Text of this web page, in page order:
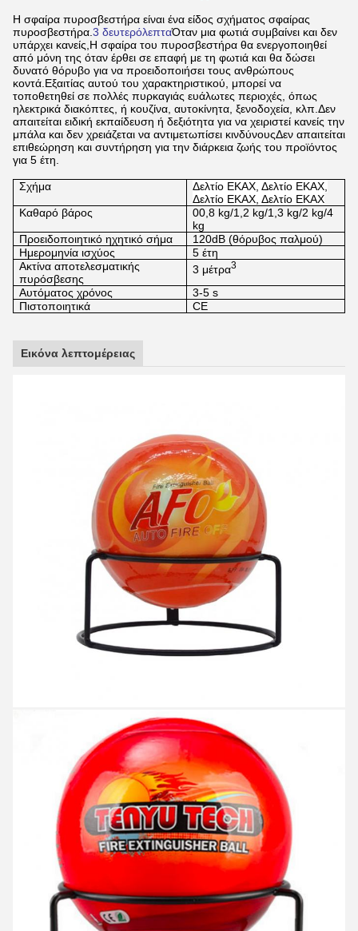
Η σφαίρα πυροσβεστήρα είναι ένα είδος σχήματος σφαίρας
πυροσβεστήρα. 3 δευτερόλεπταΌταν μια φωτιά συμβαίνει και δεν
υπάρχει κανείς,Η σφαίρα του πυροσβεστήρα θα ενεργοποιηθεί
από μόνη της όταν έρθει σε επαφή με τη φωτιά και θα δώσει
δυνατό θόρυβο για να προειδοποιήσει τους ανθρώπους
κοντά.Εξαιτίας αυτού του χαρακτηριστικού, μπορεί να
τοποθετηθεί σε πολλές πυρκαγιάς ευάλωτες περιοχές, όπως
ηλεκτρικά διακόπτες, ή κουζίνα, αυτοκίνητα, ξενοδοχεία, κλπ.Δεν
απαιτείται ειδική εκπαίδευση ή δεξιότητα για να χειριστεί κανείς την
μπάλα και δεν χρειάζεται να αντιμετωπίσει κινδύνουςΔεν απαιτείται
επιθεώρηση και συντήρηση για την διάρκεια ζωής του προϊόντος
για 5 έτη.
Σχήμα
Δελτίο ΕΚΑΧ, Δελτίο ΕΚΑΧ,
Δελτίο ΕΚΑΧ, Δελτίο ΕΚΑΧ
Καθαρό βάρος
00,8 kg/1,2 kg/1,3 kg/2 kg/4
kg
Προειδοποιητικό ηχητικό σήμα
120dB (θόρυβος παλμού)
Ημερομηνία ισχύος
5 έτη
Ακτίνα αποτελεσματικής
πυρόσβεσης
3 μέτρα3
Αυτόματος χρόνος
3-5 s
Πιστοποιητικά
CE
Εικόνα λεπτομέρειας